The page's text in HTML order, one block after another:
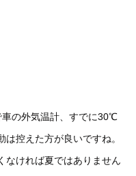
の外気温計、すでに30℃
控えた方が良いですね。
なければ夏ではありません